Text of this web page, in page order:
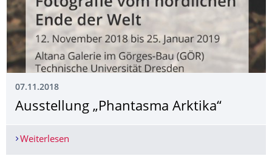
07.11.2018
Ausstellung „Phantasma Arktika“
Weiterlesen